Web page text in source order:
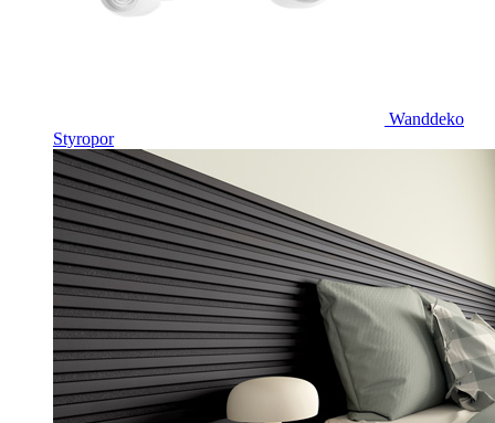
Wanddeko
Styropor